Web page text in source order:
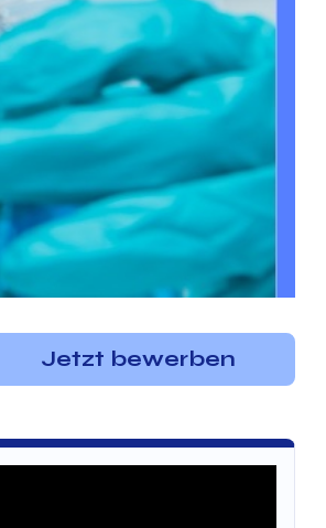
Jetzt bewerben